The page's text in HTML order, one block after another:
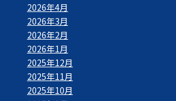
2026年4月
2026年3月
2026年2月
2026年1月
2025年12月
2025年11月
2025年10月